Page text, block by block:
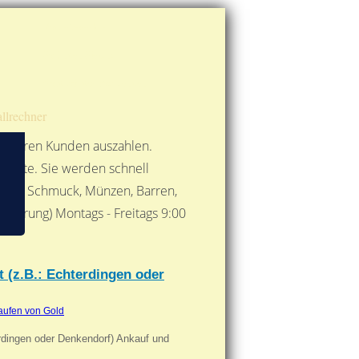
Kunden auszahlen.
Sie werden schnell
Schmuck, Münzen, Barren,
Montags - Freitags 9:00
(z.B.: Echterdingen oder
von Gold
oder Denkendorf) Ankauf und